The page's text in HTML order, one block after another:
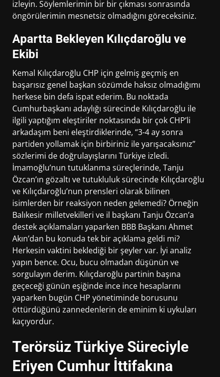
izleyin. Söylemlerimin bir bir çıkması sonrasında
öngörülerimin mesnetsiz olmadığını göreceksiniz.
Apartta Bekleyen Kılıçdaroğlu ve
Ekibi
Kemal Kılıçdaroğlu CHP için gelmiş geçmiş en
başarısız genel başkan sözümde haksız olmadığımı
herkese bin defa ispat ederim. Bu noktada
Cumhurbaşkanı adaylığı sürecinde Kılıçdaroğlu ile
ilgili yaptığım eleştiriler noktasında bir çok CHP’li
arkadaşım beni eleştirdiklerinde, “3-4 ay sonra
partiden yollamak için birbiriniz ile yarışacaksınız”
sözlerimi de doğrulayışlarını Türkiye izledi.
İmamoğlu’nun tutuklanma süreçlerinde, Tanju
Özcan’ın gözaltı ve tutukluluk sürecinde Kılıçdaroğlu
ve Kılıçdaroğlu’nun prensleri olarak bilinen
isimlerden bir reaksiyon neden gelemedi? Örneğin
Balıkesir milletvekilleri ve il başkanı Tanju Özcan’a
destek açıklamaları yaparken BBB Başkanı Ahmet
Akın’dan bu konuda tek bir açıklama geldi mi?
Herkesin vaktini beklediği bir şeyler var. İyi analiz
yapın bence. Ocu, bucu olmadan düşünün ve
sorgulayın derim. Kılıçdaroğlu partinin başına
geçeceği günün eşiğinde ince ince hesaplarını
yaparken bugün CHP yönetiminde borusunu
öttürdüğünü zannedenlerin de eminim ki uykuları
kaçıyordur.
Terörsüz Türkiye Süreciyle
Eriyen Cumhur İttifakına